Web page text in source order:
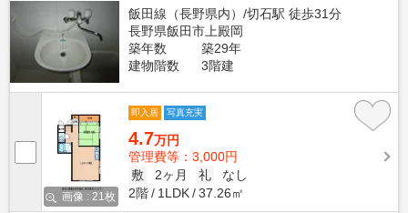
飯田線（長野県内）/切石駅 徒歩31分
長野県飯田市上殿岡
築年数
築29年
建物階数
3階建
画像 : 21枚
即入居 写真充実
4.7万円
管理費等：3,000円
敷
2ヶ月 礼
なし
2階
1LDK 37.26㎡